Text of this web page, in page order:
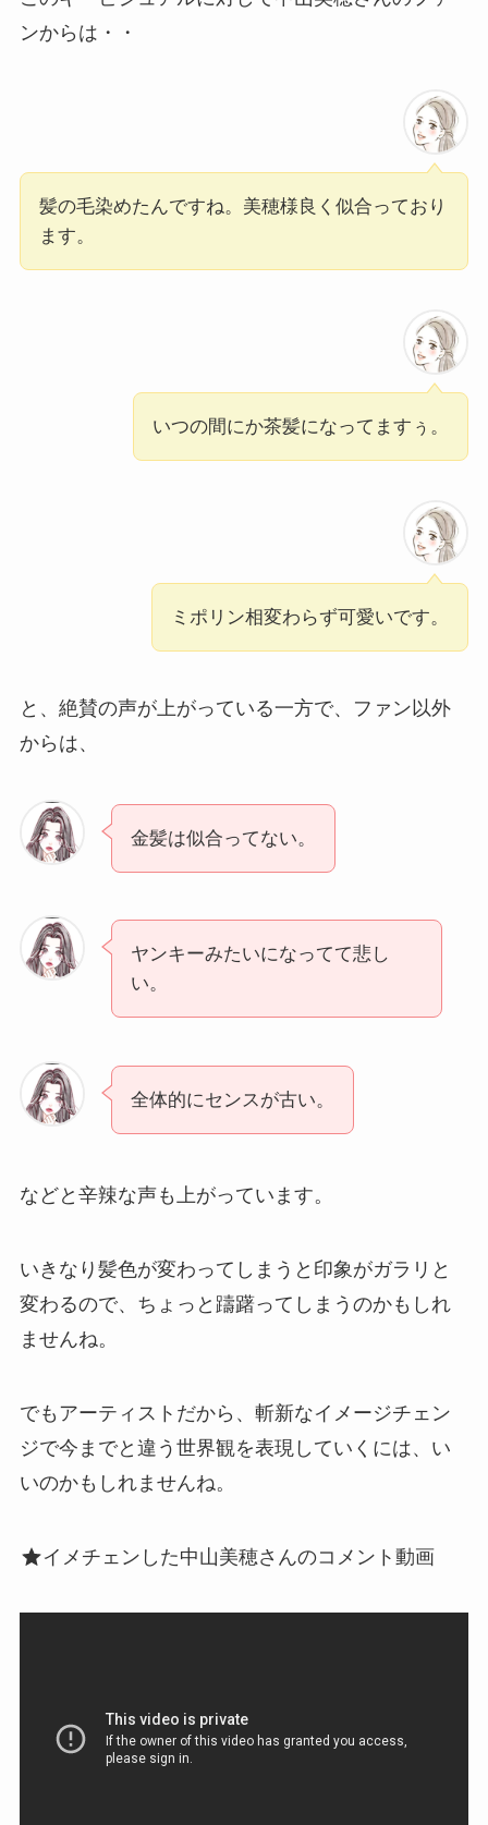
ンからは・・
髪の毛染めたんですね。美穂様良く似合っており
ます。
いつの間にか茶髪になってますぅ。
ミポリン相変わらず可愛いです。
と、絶賛の声が上がっている一方で、ファン以外
からは、
金髪は似合ってない。
ヤンキーみたいになってて悲し
い。
全体的にセンスが古い。
などと辛辣な声も上がっています。
いきなり髪色が変わってしまうと印象がガラリと
変わるので、ちょっと躊躇ってしまうのかもしれ
ませんね。
でもアーティストだから、斬新なイメージチェン
ジで今までと違う世界観を表現していくには、い
いのかもしれませんね。
イメチェンした中山美穂さんのコメント動画